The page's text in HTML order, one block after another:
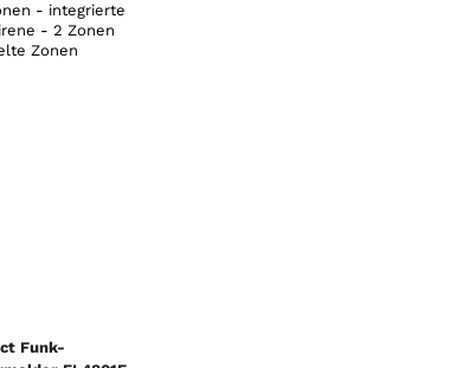
- integrierte
- 2 Zonen
Zonen
Funk-